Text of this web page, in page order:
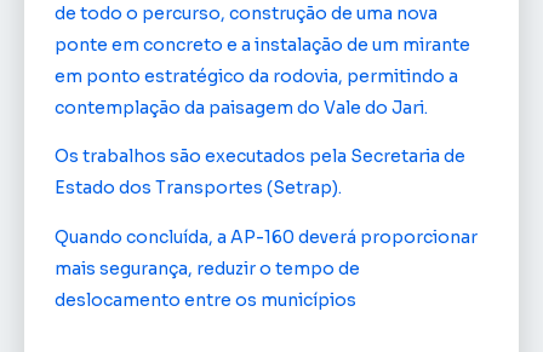
de todo o percurso, construção de uma nova
ponte em concreto e a instalação de um mirante
em ponto estratégico da rodovia, permitindo a
contemplação da paisagem do Vale do Jari.
Os trabalhos são executados pela Secretaria de
Estado dos Transportes (Setrap).
Quando concluída, a AP-160 deverá proporcionar
mais segurança, reduzir o tempo de
deslocamento entre os municípios